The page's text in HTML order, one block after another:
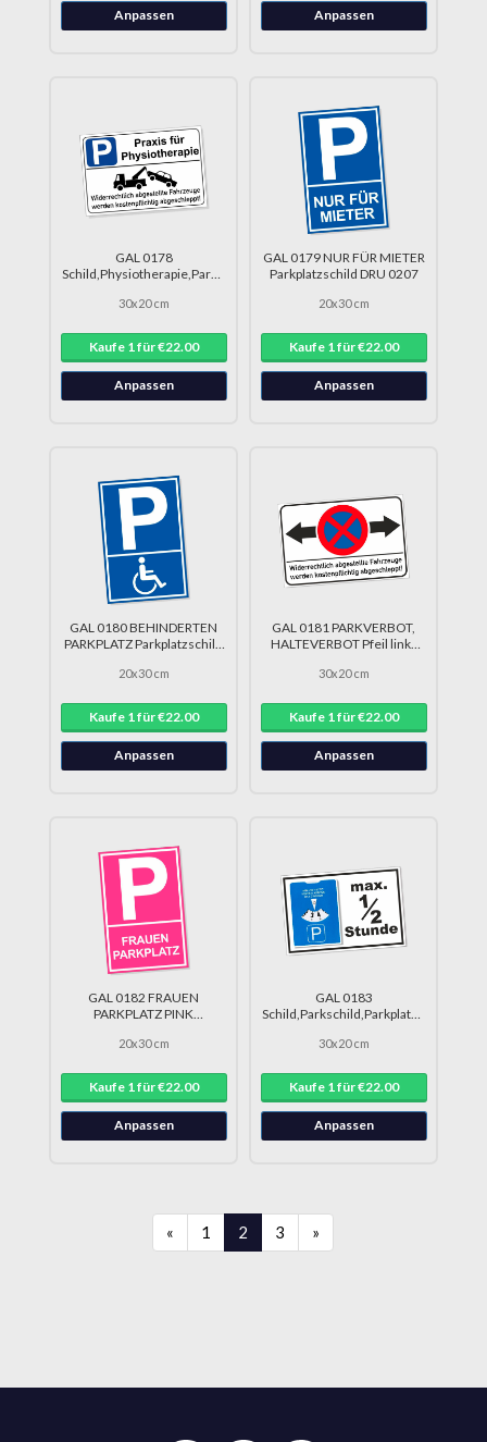
Anpassen Anpassen
GAL 0178
Schild,Physiotherapie,Parkverbot,Schild,Parken
30x20 cm
Kaufe 1 für €22.00
Anpassen
GAL 0179 NUR FÜR MIETER
Parkplatzschild DRU 0207
20x30 cm
Kaufe 1 für €22.00
Anpassen
GAL 0180 BEHINDERTEN
PARKPLATZ Parkplatzschild
20x30 cm
Kaufe 1 für €22.00
Anpassen
GAL 0181 PARKVERBOT,
HALTEVERBOT Pfeil links
30x20 cm
Kaufe 1 für €22.00
Anpassen
GAL 0182 FRAUEN
PARKPLATZ PINK
Frauenparkplatz DRU 0205
20x30 cm
Kaufe 1 für €22.00
Anpassen
GAL 0183
30x20 cm
Kaufe 1 für €22.00
Anpassen
« 1 2 3 »